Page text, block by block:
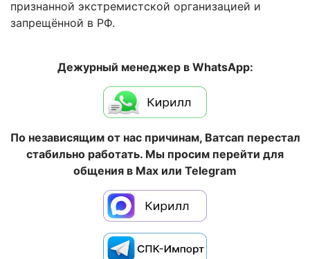
признанной экстремистской организацией и
запрещённой в РФ.
Дежурный менеджер в WhatsApp:
По независящим от нас причинам, Ватсап перестал
стабильно работать. Мы просим перейти для
общения в Max или Telegram